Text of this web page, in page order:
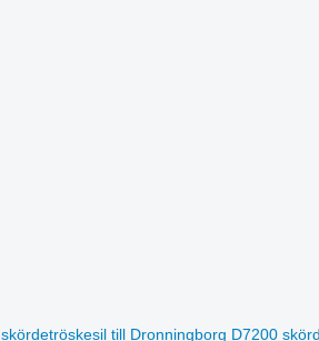
skördetröskesil till Dronningborg D7200